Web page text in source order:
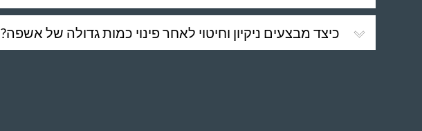
כיצד מבצעים ניקיון וחיטוי לאחר פינוי כמות גדולה של אשפה?